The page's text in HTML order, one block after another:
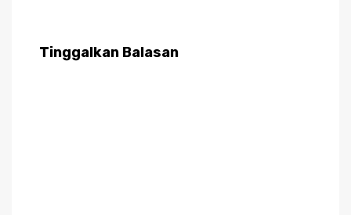
Tinggalkan Balasan